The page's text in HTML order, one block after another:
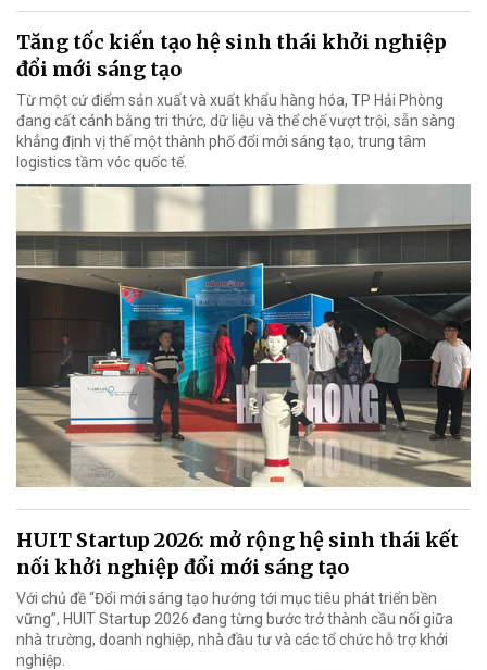
Tăng tốc kiến tạo hệ sinh thái khởi nghiệp
đổi mới sáng tạo
Từ một cứ điểm sản xuất và xuất khẩu hàng hóa, TP Hải Phòng
đang cất cánh bằng tri thức, dữ liệu và thể chế vượt trội, sẵn sàng
khẳng định vị thế một thành phố đổi mới sáng tạo, trung tâm
logistics tầm vóc quốc tế.
HUIT Startup 2026: mở rộng hệ sinh thái kết
nối khởi nghiệp đổi mới sáng tạo
Với chủ đề “Đổi mới sáng tạo hướng tới mục tiêu phát triển bền
vững”, HUIT Startup 2026 đang từng bước trở thành cầu nối giữa
nhà trường, doanh nghiệp, nhà đầu tư và các tổ chức hỗ trợ khởi
nghiệp.